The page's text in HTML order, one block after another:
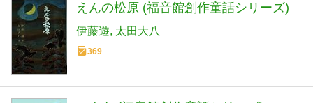
えんの松原 (福音館創作童話シリーズ)
伊藤遊 太田大八
369